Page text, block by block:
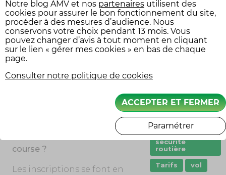
1. Qui peut participer au Trèfle
Lozérien AMV ?
L’événement est ouvert aux
pilotes amateurs et
une enduro, un permis de
conduire et une assurance
valide. Une licence FFM est
course ?
Les inscriptions se font en
pneu crevé
points
Prêt de véhicule
scooter
stationnement
sécurité
sécurité
routière
Tarifs
vol
Notre blog AMV et nos partenaires utilisent des
cookies pour assurer le bon fonctionnement du site,
procéder à des mesures d’audience. Nous
conservons votre choix pendant 13 mois. Vous
pouvez changer d’avis à tout moment en cliquant
sur le lien « gérer mes cookies » en bas de chaque
page.
Consulter notre politique de cookies
ACCEPTER ET FERMER
Paramétrer